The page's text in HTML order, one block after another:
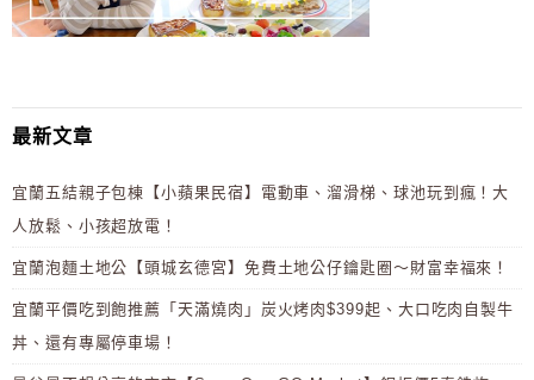
最新文章
宜蘭五結親子包棟【小蘋果民宿】電動車、溜滑梯、球池玩到瘋！大
人放鬆、小孩超放電！
宜蘭泡麵土地公【頭城玄德宮】免費土地公仔鑰匙圈～財富幸福來！
宜蘭平價吃到飽推薦「天滿燒肉」炭火烤肉$399起、大口吃肉自製牛
丼、還有專屬停車場！